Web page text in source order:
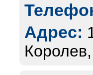
Адрес: